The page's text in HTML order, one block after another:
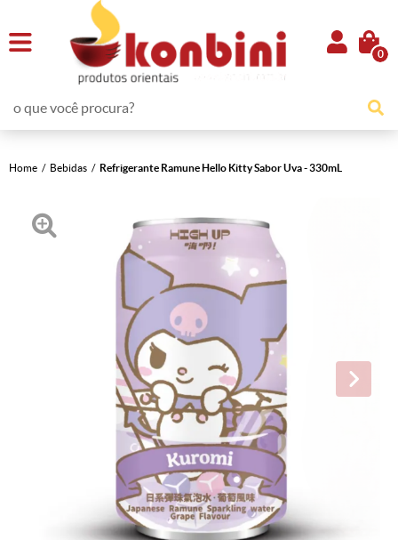
0
Home Bebidas Refrigerante Ramune Hello Kitty Sabor Uva - 330mL